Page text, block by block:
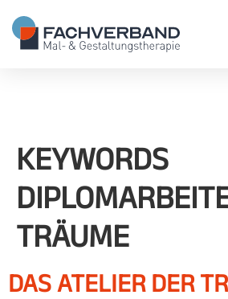
KEYWORDS
TRÄUME
DAS ATELIER DER